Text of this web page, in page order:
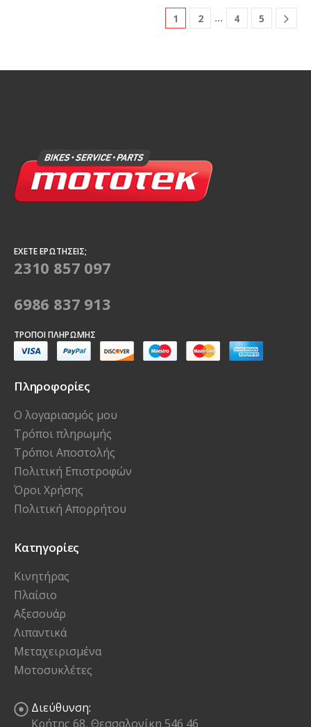
1 2 … 4 5
ΈΧΕΤΕ ΕΡΩΤΉΣΕΙΣ;
2310 857 097
6986 837 913
ΤΡΌΠΟΙ ΠΛΗΡΩΜΉΣ
Πληροφορίες
Ο λογαριασμός μου
Τρόποι πληρωμής
Τρόποι Αποστολής
Πολιτική Επιστροφών
Όροι Χρήσης
Πολιτική Απορρήτου
Κατηγορίες
Κινητήρας
Πλαίσιο
Αξεσουάρ
Λιπαντικά
Μεταχειρισμένα
Μοτοσυκλέτες
Διεύθυνση:
Κρήτης 68, Θεσσαλονίκη 546 46